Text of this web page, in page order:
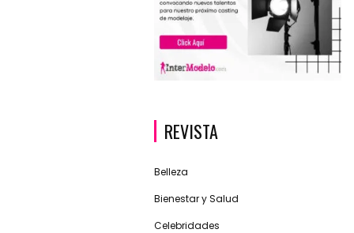
REVISTA
Belleza
Bienestar y Salud
Celebridades